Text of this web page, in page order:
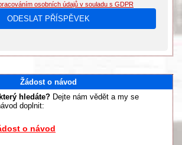
osobních údajů v souladu s GDPR
Žádost o návod
hledáte? Dejte nám vědět a my se
doplnit:
o návod